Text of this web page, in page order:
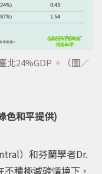
24%GDP 。（圖／
色和平提供)
）和芬蘭學者Dr.
積極減碳情境下，